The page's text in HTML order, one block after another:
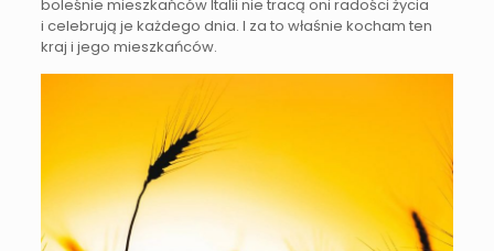
boleśnie mieszkańców Italii nie tracą oni radości życia
i celebrują je każdego dnia. I za to właśnie kocham ten
kraj i jego mieszkańców.